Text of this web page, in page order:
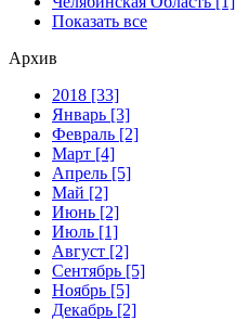
Показать все
Архив
2018 [33]
Январь [3]
Февраль [2]
Март [4]
Апрель [5]
Май [2]
Июнь [2]
Июль [1]
Август [2]
Сентябрь [5]
Ноябрь [5]
Декабрь [2]